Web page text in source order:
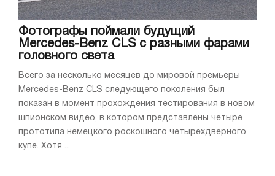
Фотографы поймали будущий
Mercedes-Benz CLS с разными фарами
головного света
Всего за несколько месяцев до мировой премьеры
Mercedes-Benz CLS следующего поколения был
показан в момент прохождения тестирования в новом
шпионском видео, в котором представлены четыре
прототипа немецкого роскошного четырехдверного
купе. Хотя ...